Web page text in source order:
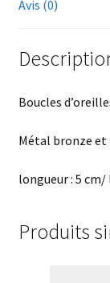
Avis (0)
Boucles
Métal bronze et
longueur : 5 cm/
Produits